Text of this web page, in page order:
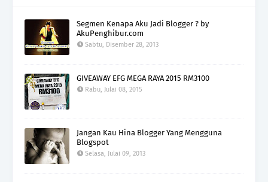
Segmen Kenapa Aku Jadi Blogger ? by
AkuPenghibur.com
Sabtu, Disember 28, 2013
GIVEAWAY EFG MEGA RAYA 2015 RM3100
Rabu, Julai 08, 2015
Jangan Kau Hina Blogger Yang Mengguna
Blogspot
Selasa, Julai 09, 2013